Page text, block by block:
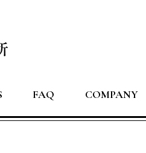
FAQ COMPANY